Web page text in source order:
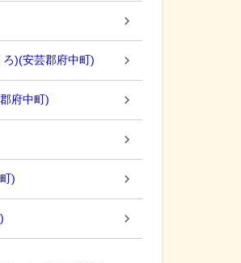
ろ)(安芸郡府中町)
府中町)
)
)